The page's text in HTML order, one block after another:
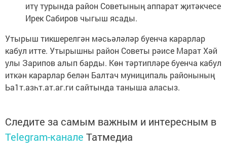
итү турында район Сове­тының аппарат җитәкчесе
Ирек Сабиров чыгыш ясады.
Утырыш тикшерелгән мәсьәләләр буенча карарлар
кабул итте. Утырышны район Со­веты рәисе Марат Хәй
улы Зарипов алып барды. Көн тәртипләре буенча кабул
иткән карарлар белән Балтач муниципаль районының
Ьа1т.азһт.ат.аг.ги сайтында таныша аласыз.
Следите за самым важным и интересным в
Telegram-канале Татмедиа